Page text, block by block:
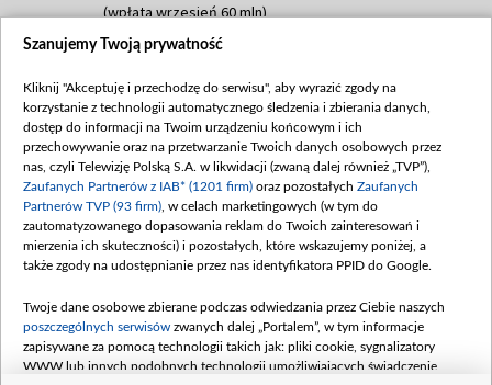
(wpłata wrzesień 60 mln)
Dofinansowanie 635 783 051,21 PLN
(wpłata wrzesień 100 mln, październik 350
mln, listopad 265 mln)
Dofinansowanie 48 862 000,00 PLN
Data podpisania umowy: GRUDZIEŃ 2025
(wpłata grudzień 60,548 mln)
Dofinansowanie 900 000 000,00 PLN
Data podpisania umowy: LUTY 2026 (wpłata
kwiecień 180 mln, 7 maja 180 mln, 8
czerwca 90 mln)
Dofinansowanie 250 000 000,00 PLN
Szanujemy Twoją prywatność
Kliknij "Akceptuję i przechodzę do serwisu", aby wyrazić zgody na
korzystanie z technologii automatycznego śledzenia i zbierania danych,
dostęp do informacji na Twoim urządzeniu końcowym i ich
przechowywanie oraz na przetwarzanie Twoich danych osobowych przez
nas, czyli Telewizję Polską S.A. w likwidacji (zwaną dalej również „TVP”),
Zaufanych Partnerów z IAB* (1201 firm) oraz pozostałych Zaufanych
Partnerów TVP (93 firm) , w celach marketingowych (w tym do
zautomatyzowanego dopasowania reklam do Twoich zainteresowań i
mierzenia ich skuteczności) i pozostałych, które wskazujemy poniżej, a
także zgody na udostępnianie przez nas identyfikatora PPID do Google.
Twoje dane osobowe zbierane podczas odwiedzania przez Ciebie naszych
poszczególnych serwisów zwanych dalej „Portalem”, w tym informacje
zapisywane za pomocą technologii takich jak: pliki cookie, sygnalizatory
WWW lub innych podobnych technologii umożliwiających świadczenie